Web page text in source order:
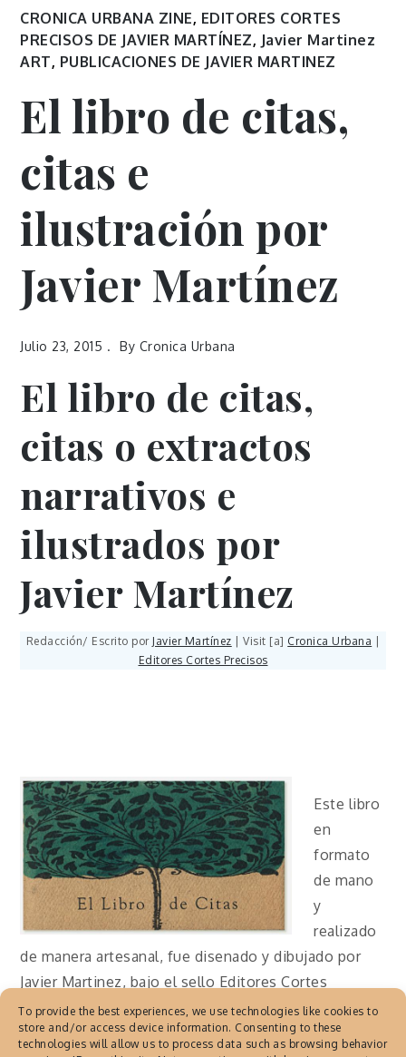
To provide the best experiences, we use technologies like cookies to
store and/or access device information. Consenting to these
technologies will allow us to process data such as browsing behavior
CRONICA URBANA ZINE, EDITORES CORTES
PRECISOS DE JAVIER MARTÍNEZ, Javier Martinez
ART, PUBLICACIONES DE JAVIER MARTINEZ
El libro de citas,
citas e
ilustración por
Javier Martínez
Julio 23, 2015 By Cronica Urbana
El libro de citas,
citas o extractos
narrativos e
ilustrados por
Javier Martínez
Redacción/ Escrito por Javier Martínez | Visit [a] Cronica Urbana
Editores Cortes Precisos
Este libro
en
formato
de mano
y
realizado
de manera artesanal, fue disenado y dibujado por
Javier Martinez, bajo el sello Editores Cortes
Precisos.
El Libro de citas incluye citas o extractos de